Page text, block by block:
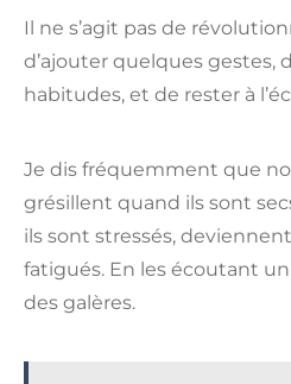
Il ne s’agit pas de
d’ajouter quelques gestes,
habitudes, et de rester à
Je dis fréquemment que
grésillent quand ils sont
ils sont stressés,
fatigués. En les écoutant
des galères.